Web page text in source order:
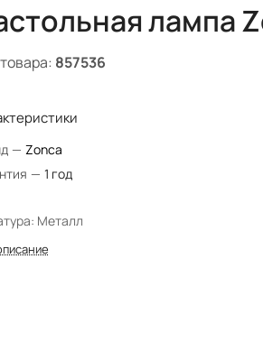
лампа
857536
— Zonca
— 1 год
Металл